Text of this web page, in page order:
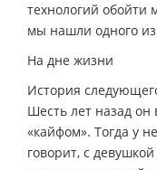
технологий
мы нашли одного из
На дне жизни
История
Шесть лет назад он
«кайфом». Тогда у
говорит, с